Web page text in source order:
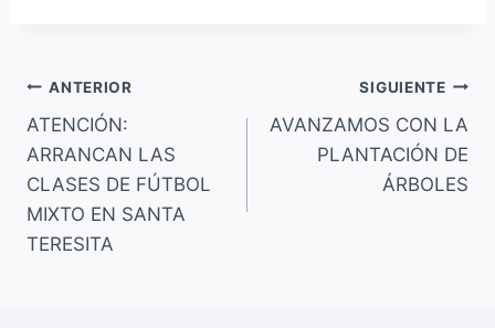
b
o
o
k
A
p
p
n
Navegación
de
entradas
ANTERIOR
ATENCIÓN:
ARRANCAN LAS
CLASES DE FÚTBOL
MIXTO EN SANTA
TERESITA
SIGUIENTE
AVANZAMOS CON LA
PLANTACIÓN DE
ÁRBOLES